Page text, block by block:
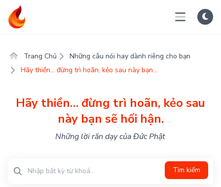
Trang Chủ
Những câu nói hay dành riêng cho bạn
Hãy thiền… đừng trì hoãn, kẻo sau này bạn...
Hãy thiền… đừng trì hoãn, kẻo sau
này bạn sẽ hối hận.
Những lời răn dạy của Đức Phật
Tìm kiếm